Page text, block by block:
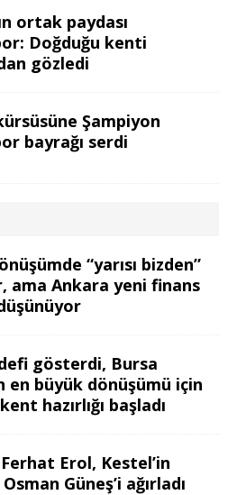
ortak paydası
Doğduğu kenti
gözledi
Şampiyon
bayrağı serdi
“yarısı bizden”
ama Ankara yeni finans
gösterdi, Bursa
en büyük dönüşümü için
hazırlığı başladı
Erol, Kestel’in
Osman Güneş’i ağırladı